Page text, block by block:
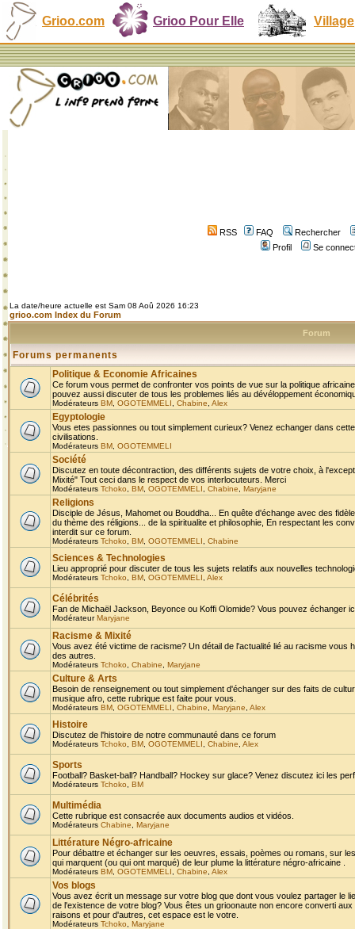
Grioo.com Grioo Pour Elle Village
RSS FAQ
Rechercher
Profil
Se
La date/heure actuelle est Sam 08 Aoû 2026 16:23
grioo.com Index du Forum
Forum
Forums permanents
Politique & Economie Africaines
Ce forum vous permet de confronter vos points de vue sur la politique
pouvez aussi discuter de tous les problemes liés au dévéloppement
Modérateurs BM OGOTEMMELI Chabine Alex
Egyptologie
Vous etes passionnes ou tout simplement curieux? Venez echanger dans
civilisations.
Modérateurs BM OGOTEMMELI
Société
Discutez en toute décontraction, des différents sujets de votre choix, à
Mixité" Tout ceci dans le respect de vos interlocuteurs. Merci
Modérateurs Tchoko BM OGOTEMMELI Chabine Maryjane
Religions
Disciple de Jésus, Mahomet ou Bouddha... En quête d'échange avec des
du thème des réligions... de la spiritualite et philosophie, En respectant les
interdit sur ce forum.
Modérateurs Tchoko BM OGOTEMMELI Chabine
Sciences & Technologies
Lieu approprié pour discuter de tous les sujets relatifs aux nouvelles
Modérateurs Tchoko BM OGOTEMMELI Alex
Célébrités
Fan de Michaël Jackson, Beyonce ou Koffi Olomide? Vous pouvez échanger
ModérateurMaryjane
Racisme & Mixité
Vous avez été victime de racisme? Un détail de l'actualité lié au racisme
des autres.
Modérateurs Tchoko Chabine Maryjane
Culture & Arts
Besoin de renseignement ou tout simplement d'échanger sur des faits de
musique afro, cette rubrique est faite pour vous.
Modérateurs BM OGOTEMMELI Chabine Maryjane Alex
Histoire
Discutez de l'histoire de notre communauté dans ce forum
Modérateurs Tchoko BM OGOTEMMELI Chabine Alex
Sports
Football? Basket-ball? Handball? Hockey sur glace? Venez discutez ici les
Modérateurs Tchoko BM
Multimédia
Cette rubrique est consacrée aux documents audios et vidéos.
Modérateurs Chabine Maryjane
Littérature Négro-africaine
Pour débattre et échanger sur les oeuvres, essais, poèmes ou romans, sur
qui marquent (ou qui ont marqué) de leur plume la littérature négro-africaine .
Modérateurs BM OGOTEMMELI Chabine Alex
Vos blogs
Vous avez écrit un message sur votre blog que dont vous voulez partager le
de l'existence de votre blog? Vous êtes un grioonaute non encore converti
raisons et pour d'autres, cet espace est le votre.
Modérateurs Tchoko Maryjane